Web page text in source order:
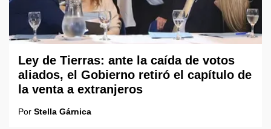
Ley de Tierras: ante la caída de votos
aliados, el Gobierno retiró el capítulo de
la venta a extranjeros
Por Stella Gárnica